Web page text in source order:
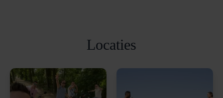
Locaties